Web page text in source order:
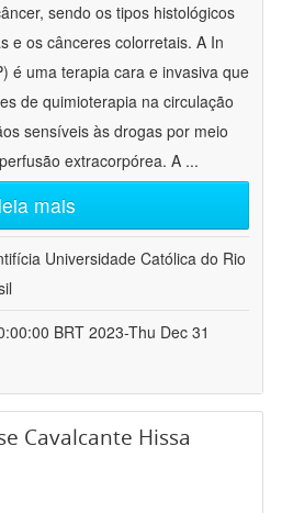
sendo os tipos histológicos
e os cânceres colorretais. A In
é uma terapia cara e invasiva que
de quimioterapia na circulação
sensíveis às drogas por meio
extracorpórea. A ...
leia mais
Universidade Católica do Rio
BRT 2023-Thu Dec 31
Cavalcante Hissa